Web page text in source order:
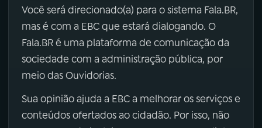
Você será direcionado(a) para o sistema Fala.BR,
mas é com a EBC que estará dialogando. O
Fala.BR é uma plataforma de comunicação da
sociedade com a administração pública, por
meio das Ouvidorias.
Sua opinião ajuda a EBC a melhorar os serviços e
conteúdos ofertados ao cidadão. Por isso, não